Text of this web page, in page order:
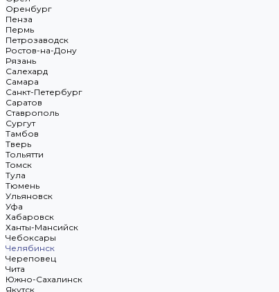
Оренбург
Пенза
Пермь
Петрозаводск
Ростов-на-Дону
Рязань
Салехард
Самара
Санкт-Петербург
Саратов
Ставрополь
Сургут
Тамбов
Тверь
Тольятти
Томск
Тула
Тюмень
Ульяновск
Уфа
Хабаровск
Ханты-Мансийск
Чебоксары
Челябинск
Череповец
Чита
Южно-Сахалинск
Якутск